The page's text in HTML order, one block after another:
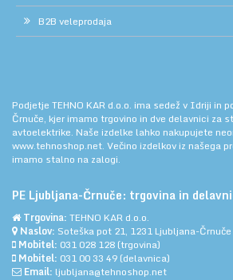
B2B veleprodaja
Podjetje TEHNO KAR d.o.o. ima sedež v Idriji in
Črnuče, kjer imamo trgovino in dve delavnici za
avtoelektrike. Naše izdelke lahko nakupujete
www.tehnoshop.net. Večino izdelkov iz našega
imamo stalno na zalogi.
PE Ljubljana-Črnuče: trgovina in
Trgovina: TEHNO KAR d.o.o.
Naslov: Soteška pot 21, 1231 Ljubljana-Črnuče
Mobitel: 031 028 128 (trgovina)
Mobitel: 031 00 33 49 (delavnica)
Email: ljubljana@tehnoshop.net